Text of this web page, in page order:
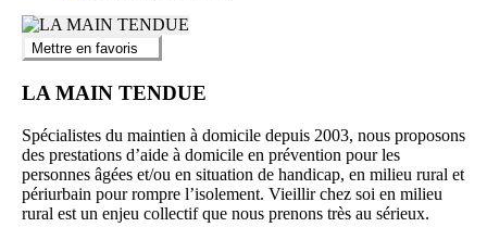
Mettre en favoris
LA MAIN TENDUE
Spécialistes du maintien à domicile depuis 2003, nous proposons
des prestations d’aide à domicile en prévention pour les
personnes âgées et/ou en situation de handicap, en milieu rural et
périurbain pour rompre l’isolement. Vieillir chez soi en milieu
rural est un enjeu collectif que nous prenons très au sérieux.